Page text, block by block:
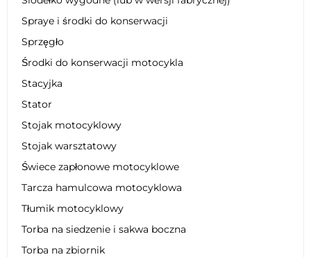
Spraye i środki do konserwacji
Sprzęgło
Środki do konserwacji motocykla
Stacyjka
Stator
Stojak motocyklowy
Stojak warsztatowy
Świece zapłonowe motocyklowe
Tarcza hamulcowa motocyklowa
Tłumik motocyklowy
Torba na siedzenie i sakwa boczna
Torba na zbiornik